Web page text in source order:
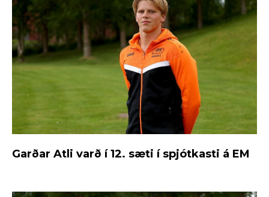
Garðar Atli varð í 12. sæti í spjótkasti á EM